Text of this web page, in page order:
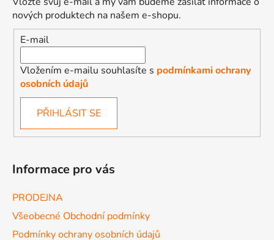
nových produktech na našem e-shopu.
E-mail
Vložením e-mailu souhlasíte s podmínkami ochrany
osobních údajů
PŘIHLÁSIT SE
Informace pro vás
PRODEJNA
Všeobecné Obchodní podmínky
Podmínky ochrany osobních údajů